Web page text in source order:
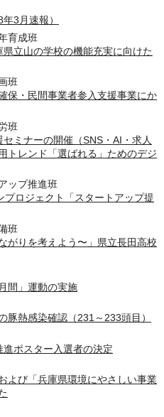
3月速報）
育成班
立山の学校の機能充実に向けた
班
保・民間事業者参入支援事業にか
班
ミナーの開催（SNS・AI・求人
トレンド「選ばれる」ためのデジ
ップ推進班
ロジェクト「スタートアップ提
班
がりを考えよう〜」県立長田高校
間」運動の実施
豚熱感染確認（231～233頭目）
ポスター入選者の決定
よび「兵庫県環境にやさしい事業